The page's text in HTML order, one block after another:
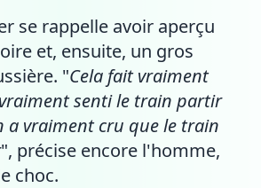
se rappelle avoir aperçu
et, ensuite, un gros
"Cela fait vraiment
senti le train partir
a vraiment cru que le train
", précise encore l'homme,
choc.